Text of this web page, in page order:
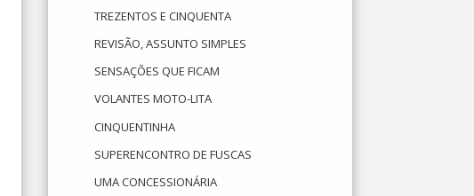
TREZENTOS E CINQUENTA
REVISÃO, ASSUNTO SIMPLES
SENSAÇÕES QUE FICAM
VOLANTES MOTO-LITA
CINQUENTINHA
SUPERENCONTRO DE FUSCAS
UMA CONCESSIONÁRIA